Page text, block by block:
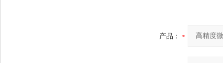
产品：